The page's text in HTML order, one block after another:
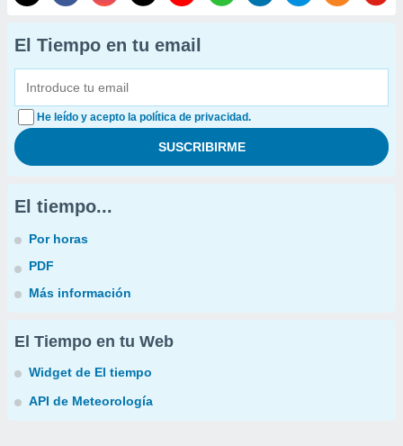
El Tiempo en tu email
He leído y acepto la política de privacidad.
El tiempo...
Por horas
PDF
Más información
El Tiempo en tu Web
Widget de El tiempo
API de Meteorología